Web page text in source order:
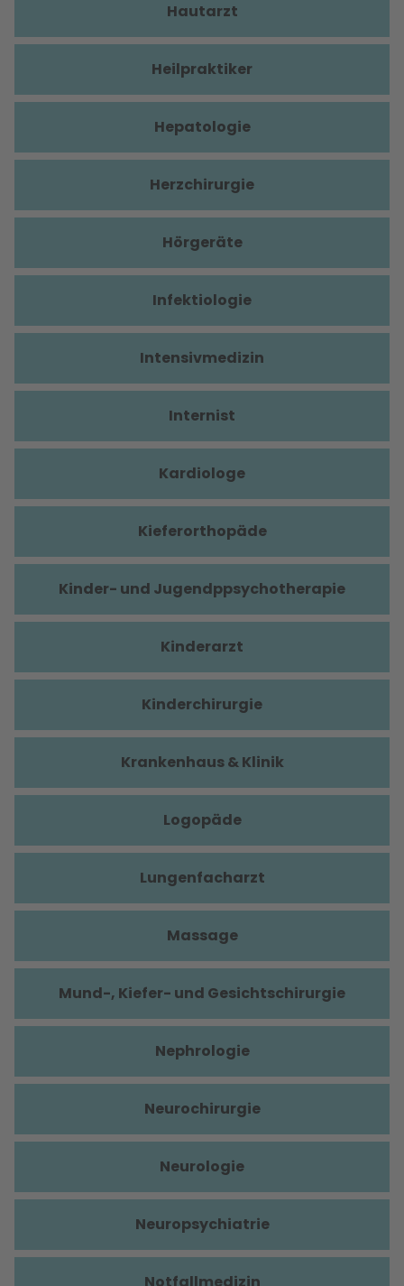
Hautarzt
Heilpraktiker
Hepatologie
Herzchirurgie
Hörgeräte
Infektiologie
Intensivmedizin
Internist
Kardiologe
Kieferorthopäde
Kinder- und Jugendppsychotherapie
Kinderarzt
Kinderchirurgie
Krankenhaus & Klinik
Logopäde
Lungenfacharzt
Massage
Mund-, Kiefer- und Gesichtschirurgie
Nephrologie
Neurochirurgie
Neurologie
Neuropsychiatrie